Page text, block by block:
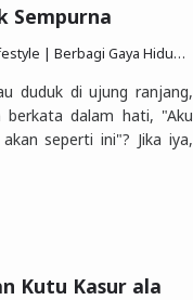
Sempurna
Gaya Hidup Sesuai Quran Sunnah
duduk di ujung ranjang,
berkata dalam hati, "Aku
seperti ini"? Jika iya,
Kutu Kasur ala